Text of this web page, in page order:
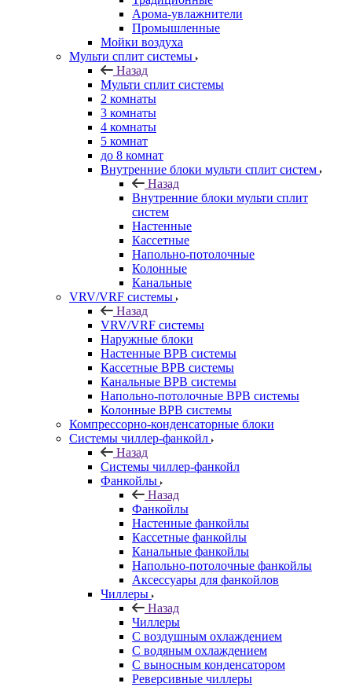
Арома-увлажнители
Промышленные
Мойки воздуха
Мульти сплит системы
Назад
Мульти сплит системы
2 комнаты
3 комнаты
4 комнаты
5 комнат
до 8 комнат
Внутренние блоки мульти сплит систем
Назад
Внутренние блоки мульти сплит
систем
Настенные
Кассетные
Напольно-потолочные
Колонные
Канальные
VRV/VRF системы
Назад
VRV/VRF системы
Наружные блоки
Настенные ВРВ системы
Кассетные ВРВ системы
Канальные ВРВ системы
Напольно-потолочные ВРВ системы
Колонные ВРВ системы
Компрессорно-конденсаторные блоки
Системы чиллер-фанкойл
Назад
Системы чиллер-фанкойл
Фанкойлы
Назад
Фанкойлы
Настенные фанкойлы
Кассетные фанкойлы
Канальные фанкойлы
Напольно-потолочные фанкойлы
Аксессуары для фанкойлов
Чиллеры
Назад
Чиллеры
С воздушным охлаждением
С водяным охлаждением
С выносным конденсатором
Реверсивные чиллеры